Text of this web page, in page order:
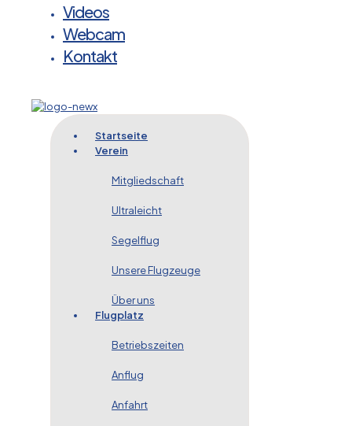
Videos
Webcam
Kontakt
Startseite
Verein
Mitgliedschaft
Ultraleicht
Segelflug
Unsere Flugzeuge
Über uns
Flugplatz
Betriebszeiten
Anflug
Anfahrt